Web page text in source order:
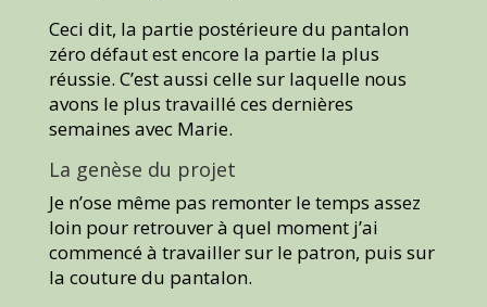
Ceci dit, la partie postérieure du pantalon
zéro défaut est encore la partie la plus
réussie. C’est aussi celle sur laquelle nous
avons le plus travaillé ces dernières
semaines avec Marie.
La genèse du projet
Je n’ose même pas remonter le temps assez
loin pour retrouver à quel moment j’ai
commencé à travailler sur le patron, puis sur
la couture du pantalon.